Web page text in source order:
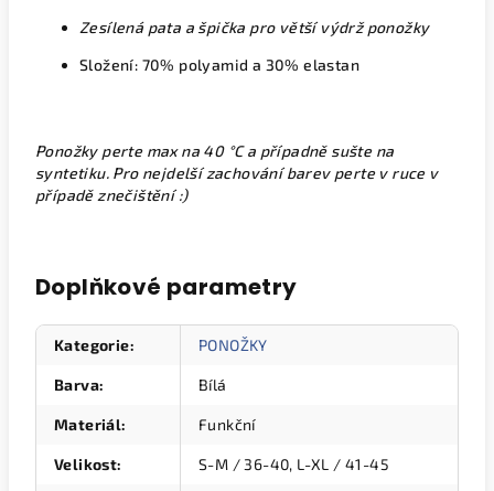
Zesílená pata a špička pro větší výdrž ponožky
Složení: 70% polyamid a 30% elastan
Ponožky perte max na 40 °C a případně sušte na
syntetiku. Pro nejdelší zachování barev perte v ruce v
případě znečištění :)
Doplňkové parametry
Kategorie: PONOŽKY
Barva: Bílá
Materiál: Funkční
Velikost: S-M / 36-40, L-XL / 41-45